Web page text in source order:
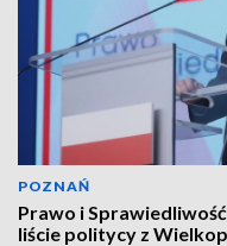
POZNAŃ
Prawo i
liście politycy z